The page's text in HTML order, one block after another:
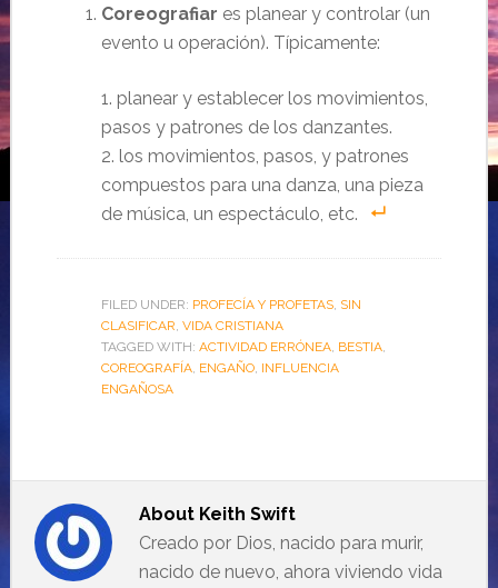
Coreografiar es planear y controlar (un
evento u operación). Típicamente:
1. planear y establecer los movimientos,
pasos y patrones de los danzantes.
2. los movimientos, pasos, y patrones
compuestos para una danza, una pieza
de música, un espectáculo, etc.
FILED UNDER: PROFECÍA Y PROFETAS, SIN
CLASIFICAR, VIDA CRISTIANA
TAGGED WITH: ACTIVIDAD ERRÓNEA, BESTIA,
COREOGRAFÍA, ENGAÑO, INFLUENCIA
ENGAÑOSA
About Keith Swift
Creado por Dios, nacido para murir,
nacido de nuevo, ahora viviendo vida